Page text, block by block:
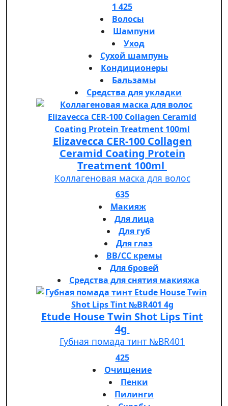
1 425
Волосы
Шампуни
Уход
Сухой шампунь
Кондиционеры
Бальзамы
Средства для укладки
Elizavecca CER-100 Collagen
Ceramid Coating Protein
Treatment 100ml
Коллагеновая маска для волос
635
Макияж
Для лица
Для губ
Для глаз
BB/CC кремы
Для бровей
Средства для снятия макияжа
Etude House Twin Shot Lips Tint
4g
Губная помада тинт №BR401
425
Очищение
Пенки
Пилинги